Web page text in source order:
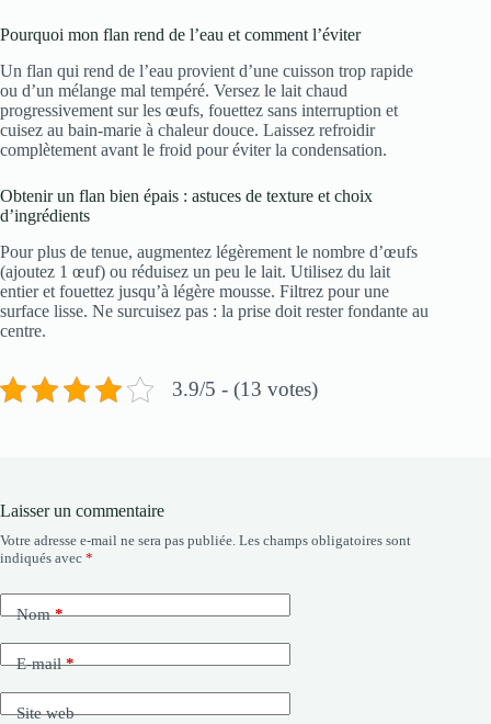
Pourquoi mon flan rend de l’eau et comment l’éviter
Un flan qui rend de l’eau provient d’une cuisson trop rapide
ou d’un mélange mal tempéré. Versez le lait chaud
progressivement sur les œufs, fouettez sans interruption et
cuisez au bain-marie à chaleur douce. Laissez refroidir
complètement avant le froid pour éviter la condensation.
Obtenir un flan bien épais : astuces de texture et choix
d’ingrédients
Pour plus de tenue, augmentez légèrement le nombre d’œufs
(ajoutez 1 œuf) ou réduisez un peu le lait. Utilisez du lait
entier et fouettez jusqu’à légère mousse. Filtrez pour une
surface lisse. Ne surcuisez pas : la prise doit rester fondante au
centre.
3.9/5 - (13 votes)
Laisser un commentaire
Votre adresse e-mail ne sera pas publiée. Les champs obligatoires sont
indiqués avec *
Nom*
E-mail*
Site web